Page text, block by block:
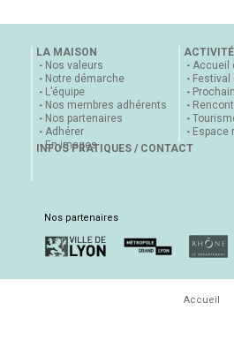
LA MAISON
Nos valeurs
Notre démarche
L’équipe
Nos membres adhérents
Nos partenaires
Adhérer
En images
Accueil
Espace
INFOS PRATIQUES / CONTACT
Nos partenaires
Accueil